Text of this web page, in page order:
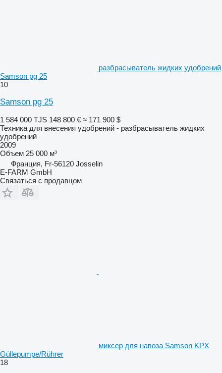
разбрасыватель жидких удобрений
Samson pg 25
10
Samson pg 25
1 584 000 TJS 148 800 € ≈ 171 900 $
Техника для внесения удобрений - разбрасыватель жидких
удобрений
2009
Объем 25 000 м³
Франция, Fr-56120 Josselin
E-FARM GmbH
Связаться с продавцом
миксер для навоза Samson KPX
Güllepumpe/Rührer
18